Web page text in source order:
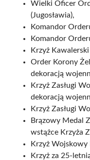
Wielki Oficer
(Jugosławia),
Komandor
Komandor
Krzyż
Order Korony
dekoracją
Krzyż Zasługi
dekoracją
Krzyż Zasługi
Brązowy Medal
wstążce Krzyża
Krzyż Wojskowy
Krzyż za 25-